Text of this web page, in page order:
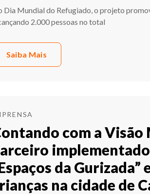
Dia Mundial do Refugiado, o projeto
2.000 pessoas no total
Saiba Mais
com a
da
na cidade de